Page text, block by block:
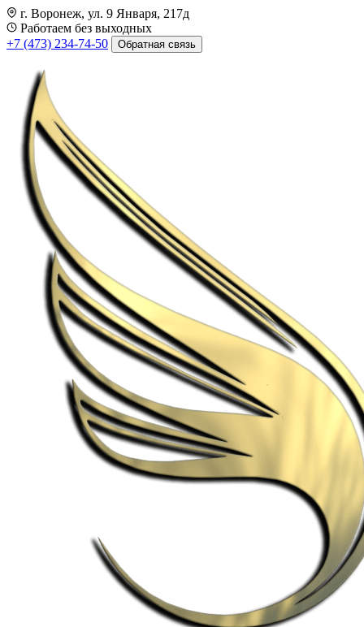
г. Воронеж, ул. 9 Января, 217д
Работаем без выходных
+7 (473) 234-74-50
Обратная связь